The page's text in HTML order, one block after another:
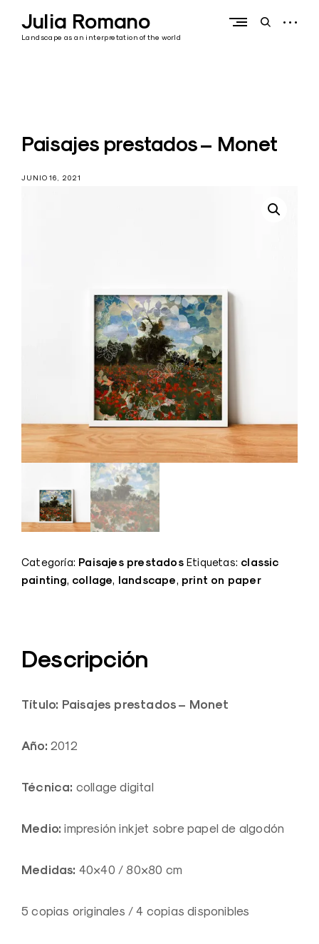
contentJulia Romano
Landscape as an interpretation of the world
openopen
Paisajes prestados – Monet
JUNIO 16, 2021
Categoría: Paisajes prestados Etiquetas: classic
painting, collage, landscape, print on paper
Descripción
Título: Paisajes prestados – Monet
Año: 2012
Técnica: collage digital
Medio: impresión inkjet sobre papel de algodón
Medidas: 40×40 / 80×80 cm
5 copias originales / 4 copias disponibles